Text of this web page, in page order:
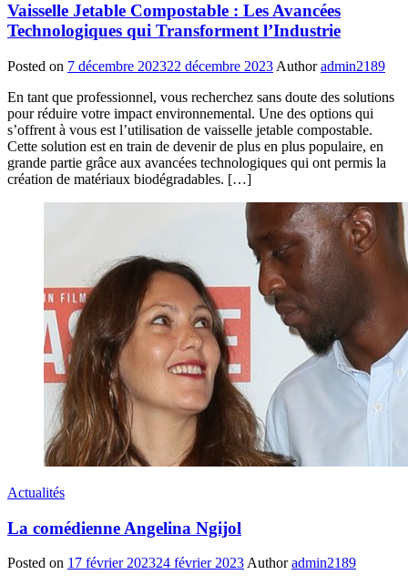
Vaisselle Jetable Compostable : Les Avancées
Technologiques qui Transforment l’Industrie
Posted on 7 décembre 202322 décembre 2023 Author admin2189
En tant que professionnel, vous recherchez sans doute des solutions
pour réduire votre impact environnemental. Une des options qui
s’offrent à vous est l’utilisation de vaisselle jetable compostable.
Cette solution est en train de devenir de plus en plus populaire, en
grande partie grâce aux avancées technologiques qui ont permis la
création de matériaux biodégradables. […]
Actualités
La comédienne Angelina Ngijol
Posted on 17 février 202324 février 2023Author admin2189